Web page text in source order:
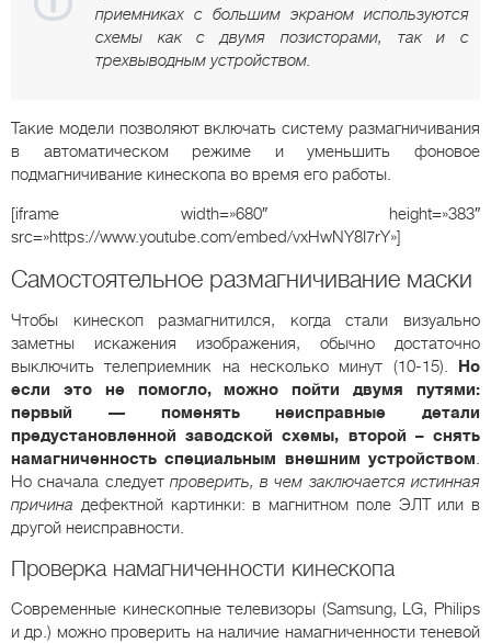
приемниках с большим экраном используются
схемы как с двумя позисторами, так и с
трехвыводным устройством.
Такие модели позволяют включать систему размагничивания
в автоматическом режиме и уменьшить фоновое
подмагничивание кинескопа во время его работы.
[iframe width=»680″ height=»383″
src=»https://www.youtube.com/embed/vxHwNY8I7rY»]
Самостоятельное размагничивание маски
Чтобы кинескоп размагнитился, когда стали визуально
заметны искажения изображения, обычно достаточно
выключить телеприемник на несколько минут (10-15). Но
если это не помогло, можно пойти двумя путями:
первый — поменять неисправные детали
предустановленной заводской схемы, второй – снять
намагниченность специальным внешним устройством.
Но сначала следует проверить, в чем заключается истинная
причина дефектной картинки: в магнитном поле ЭЛТ или в
другой неисправности.
Проверка намагниченности кинескопа
Современные кинескопные телевизоры (Samsung, LG, Philips
и др.) можно проверить на наличие намагниченности теневой